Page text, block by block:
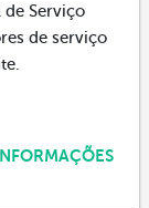
de Serviço
de serviço